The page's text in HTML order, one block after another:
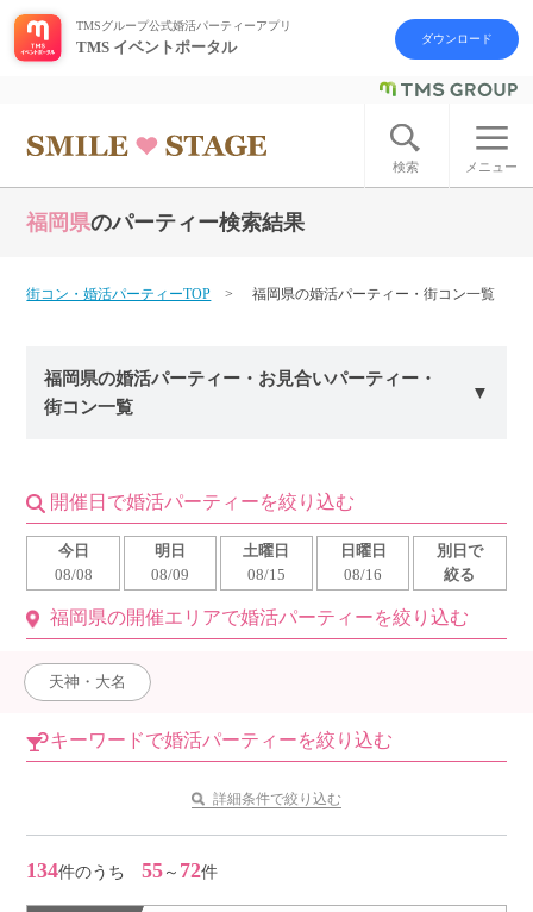
ログイン アカウント登録
はじめての方へ
今週の婚活パーティー
よくあるご質問
お問い合わせ
利用規約
個人情報保護方針launch
子どもの安全基準に関するポリシー
公式アカウントで最新情報を配信中！
TMSグループ公式婚活パーティーアプリ
TMS イベントポータル ダウンロード
検索 メニュー
福岡県のパーティー検索結果
街コン・婚活パーティーTOP 福岡県の婚活パーティー・街コン一覧
福岡県の婚活パーティー・お見合いパーティー・
街コン一覧
開催日で婚活パーティーを絞り込む
今日
08/08
明日
08/09
土曜日
08/15
日曜日
08/16
別日で
絞る
福岡県の開催エリアで婚活パーティーを絞り込む
天神・大名
キーワードで婚活パーティーを絞り込む
詳細条件で絞り込む
134件のうち55 ～ 72件